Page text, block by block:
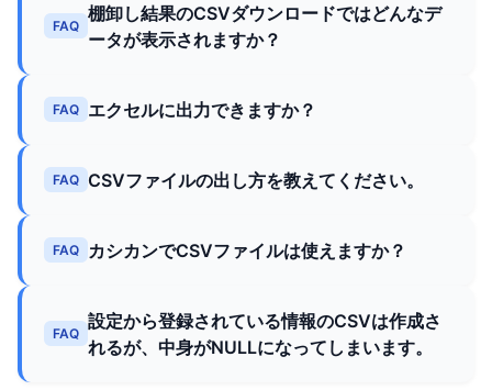
FAQ
棚卸し結果のCSVダウンロードではどんなデ
ータが表示されますか？
FAQ エクセルに出力できますか？
FAQ CSVファイルの出し方を教えてください。
FAQ カシカンでCSVファイルは使えますか？
FAQ
設定から登録されている情報のCSVは作成さ
れるが、中身がNULLになってしまいます。